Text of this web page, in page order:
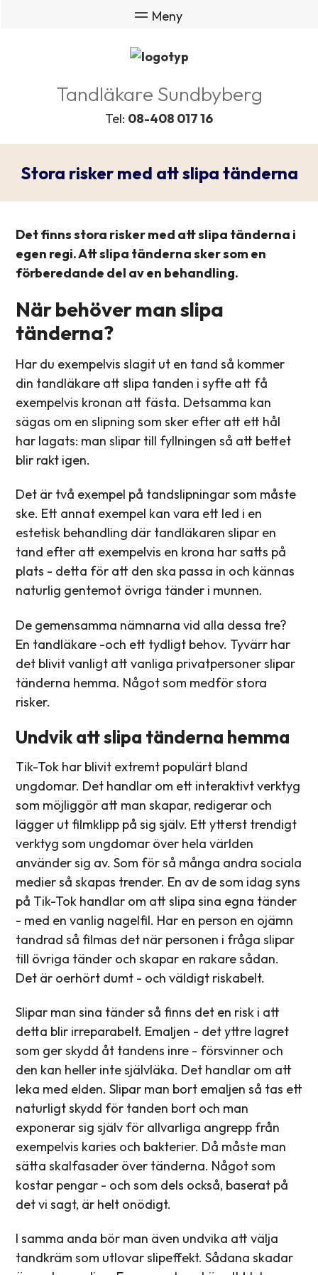
Tandläkare Sundbyberg
Tel: 08-408 017 16
Stora risker med att slipa tänderna
Det finns stora risker med att slipa tänderna i
egen regi. Att slipa tänderna sker som en
förberedande del av en behandling.
När behöver man slipa
tänderna?
Har du exempelvis slagit ut en tand så kommer
din tandläkare att slipa tanden i syfte att få
exempelvis kronan att fästa. Detsamma kan
sägas om en slipning som sker efter att ett hål
har lagats: man slipar till fyllningen så att bettet
blir rakt igen.
Det är två exempel på tandslipningar som måste
ske. Ett annat exempel kan vara ett led i en
estetisk behandling där tandläkaren slipar en
tand efter att exempelvis en krona har satts på
plats - detta för att den ska passa in och kännas
naturlig gentemot övriga tänder i munnen.
De gemensamma nämnarna vid alla dessa tre?
En tandläkare -och ett tydligt behov. Tyvärr har
det blivit vanligt att vanliga privatpersoner slipar
tänderna hemma. Något som medför stora
risker.
Undvik att slipa tänderna hemma
Tik-Tok har blivit extremt populärt bland
ungdomar. Det handlar om ett interaktivt verktyg
som möjliggör att man skapar, redigerar och
lägger ut filmklipp på sig själv. Ett ytterst trendigt
verktyg som ungdomar över hela världen
använder sig av. Som för så många andra sociala
medier så skapas trender. En av de som idag syns
på Tik-Tok handlar om att slipa sina egna tänder
- med en vanlig nagelfil. Har en person en ojämn
tandrad så filmas det när personen i fråga slipar
till övriga tänder och skapar en rakare sådan.
Det är oerhört dumt - och väldigt riskabelt.
Slipar man sina tänder så finns det en risk i att
detta blir irreparabelt. Emaljen - det yttre lagret
som ger skydd åt tandens inre - försvinner och
den kan heller inte självläka. Det handlar om att
leka med elden. Slipar man bort emaljen så tas ett
naturligt skydd för tanden bort och man
exponerar sig själv för allvarliga angrepp från
exempelvis karies och bakterier. Då måste man
sätta skalfasader över tänderna. Något som
kostar pengar - och som dels också, baserat på
det vi sagt, är helt onödigt.
I samma anda bör man även undvika att välja
tandkräm som utlovar slipeffekt. Sådana skadar